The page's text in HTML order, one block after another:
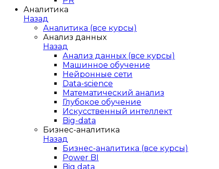
Аналитика
Назад
Аналитика (все курсы)
Анализ данных
Назад
Анализ данных (все курсы)
Машинное обучение
Нейронные сети
Data-science
Математический анализ
Глубокое обучение
Искусственный интеллект
Big-data
Бизнес-аналитика
Назад
Бизнес-аналитика (все курсы)
Power BI
Big data